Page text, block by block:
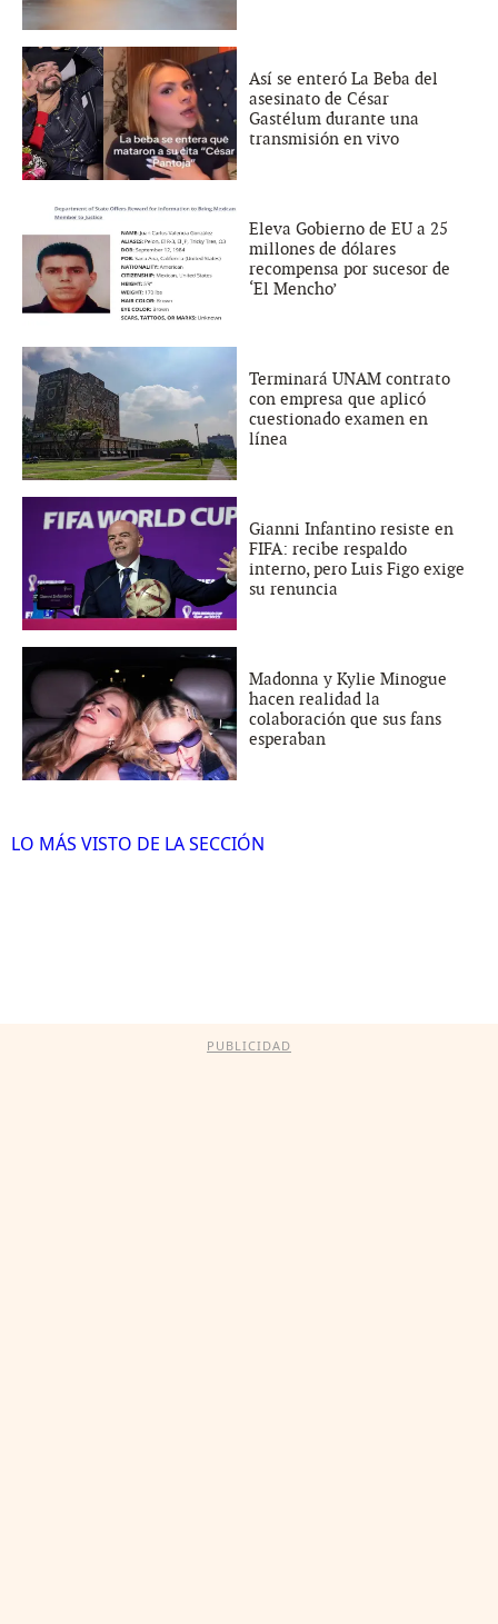
Así se enteró La Beba del
asesinato de César
Gastélum durante una
transmisión en vivo
Eleva Gobierno de EU a 25
millones de dólares
recompensa por sucesor de
‘El Mencho’
Terminará UNAM contrato
con empresa que aplicó
cuestionado examen en
línea
Gianni Infantino resiste en
FIFA: recibe respaldo
interno, pero Luis Figo exige
su renuncia
Madonna y Kylie Minogue
hacen realidad la
colaboración que sus fans
esperaban
LO MÁS VISTO DE LA SECCIÓN
PUBLICIDAD